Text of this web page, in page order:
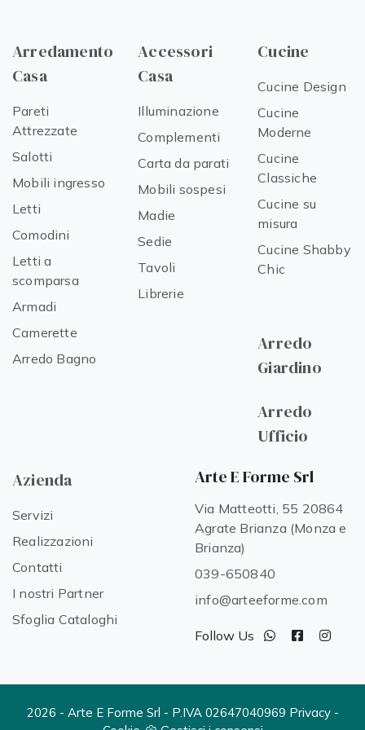
Arredamento
Casa
Pareti
Attrezzate
Salotti
Mobili ingresso
Letti
Comodini
Letti a
scomparsa
Armadi
Camerette
Arredo Bagno
Accessori
Casa
Illuminazione
Complementi
Carta da parati
Mobili sospesi
Madie
Sedie
Tavoli
Librerie
Cucine
Cucine Design
Cucine
Moderne
Cucine
Classiche
Cucine su
misura
Cucine Shabby
Chic
Arredo
Giardino
Arredo
Ufficio
Azienda
Servizi
Realizzazioni
Contatti
I nostri Partner
Sfoglia Cataloghi
Arte E Forme Srl
Via Matteotti, 55 20864
Agrate Brianza (Monza e
Brianza)
039-650840
info@arteeforme.com
Follow Us
2026 - Arte E Forme Srl - P.IVA 02647040969 Privacy-